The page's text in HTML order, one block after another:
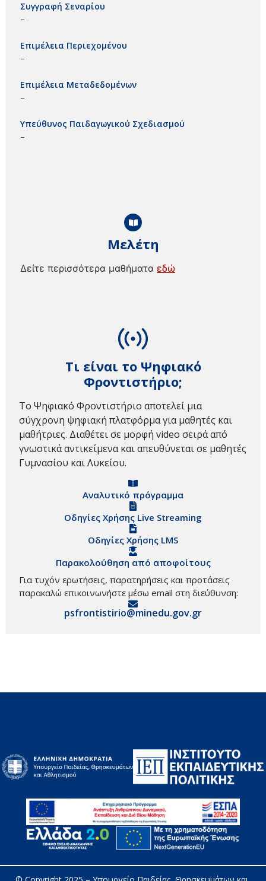
Τι είναι το Ψηφιακό
Φροντιστήριο;
Το Ψηφιακό Φροντιστήριο αποτελεί μια
σύγχρονη ψηφιακή πλατφόρμα για μαθητές και
μαθήτριες. Διαθέτει σε μορφή video σειρά από
γνωστικά αντικείμενα και απευθύνεται σε μαθητές
Γυμνασίου και Λυκείου.
Αναλυτικό πρόγραμμα
Οδηγίες Χρήσης Live Streaming
Οδηγίες Χρήσης LMS
Παρακολούθηση από αποφοίτους
Για τυχόν ερωτήσεις, παρατηρήσεις και προτάσεις
παρακαλώ επικοινωνήστε μέσω email στη διεύθυνση:
psfrontistirio@minedu.gov.gr
Μελέτη
Δείτε περισσότερα μαθήματα εδώ
Συγγραφή Σεναρίου
–
Επιμέλεια Περιεχομένου
–
Επιμέλεια Μεταδεδομένων
–
Υπεύθυνος Παιδαγωγικού Σχεδιασμού
–